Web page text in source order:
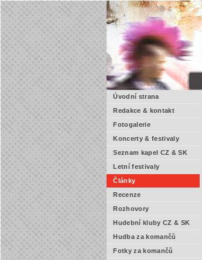
Úvodní strana
Redakce & kontakt
Fotogalerie
Koncerty & festivaly
Seznam kapel CZ & SK
Letní festivaly
Články
Recenze
Rozhovory
Hudební kluby CZ & SK
Hudba za komančů
Fotky za komančů